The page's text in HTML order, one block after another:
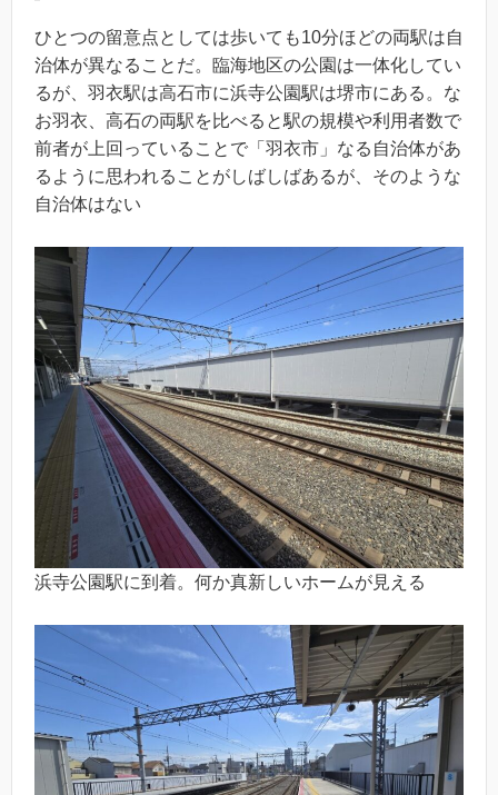
ひとつの留意点としては歩いても10分ほどの両駅は自
治体が異なることだ。臨海地区の公園は一体化してい
るが、羽衣駅は高石市に浜寺公園駅は堺市にある。な
お羽衣、高石の両駅を比べると駅の規模や利用者数で
前者が上回っていることで「羽衣市」なる自治体があ
るように思われることがしばしばあるが、そのような
自治体はない
浜寺公園駅に到着。何か真新しいホームが見える